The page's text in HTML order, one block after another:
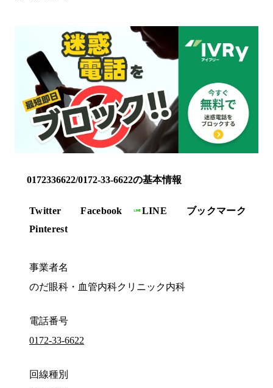
0172336622/0172-33-6622の基本情報
Twitter Facebook LINE
ブックマーク
Pinterest
事業者名
のだ眼科・血管内科クリニック内科
電話番号
0172-33-6622
回線種別